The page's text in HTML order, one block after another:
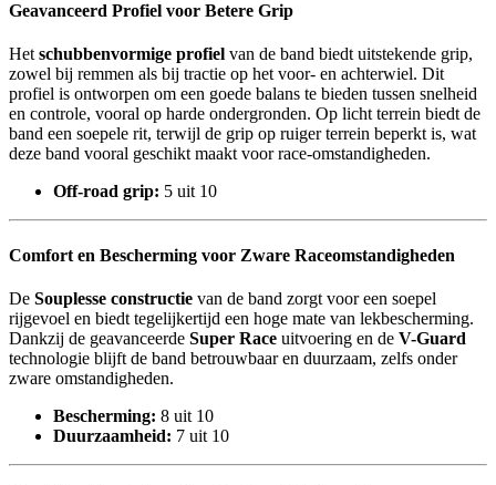
Geavanceerd Profiel voor Betere Grip
Hetschubbenvormige profiel van de band biedt uitstekende grip,
zowel bij remmen als bij tractie op het voor- en achterwiel. Dit
profiel is ontworpen om een goede balans te bieden tussen snelheid
en controle, vooral op harde ondergronden. Op licht terrein biedt de
band een soepele rit, terwijl de grip op ruiger terrein beperkt is, wat
deze band vooral geschikt maakt voor race-omstandigheden.
Off-road grip: 5 uit 10
Comfort en Bescherming voor Zware Raceomstandigheden
De Souplesse constructie van de band zorgt voor een soepel
rijgevoel en biedt tegelijkertijd een hoge mate van lekbescherming.
Dankzij de geavanceerde Super Race uitvoering en de V-Guard
technologie blijft de band betrouwbaar en duurzaam, zelfs onder
zware omstandigheden.
Bescherming: 8 uit 10
Duurzaamheid: 7 uit 10